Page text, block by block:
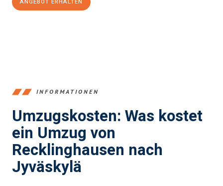
ANGEBOT ERHALTEN
INFORMATIONEN
Umzugskosten: Was kostet
ein Umzug von
Recklinghausen nach
Jyväskylä